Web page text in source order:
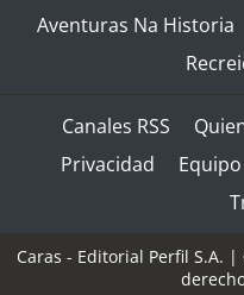
Aventuras Na Historia
Canales RSS
Privacidad
Equipo
Caras - Editorial Perfil S.A. |